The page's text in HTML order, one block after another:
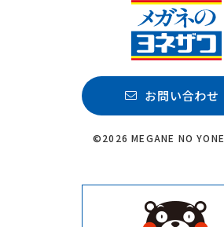
お問い合わせ
©2026 MEGANE NO